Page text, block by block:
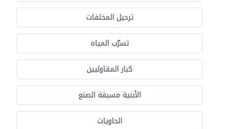
ترحيل المخلفات
تسرّب المياه
كبار المقاوليين
الأبنية مسبقة الصنع
الحاويات